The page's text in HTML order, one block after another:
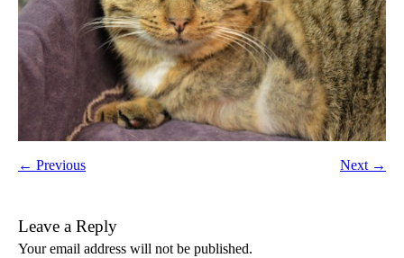
← Previous Next →
Leave a Reply
Your email address will not be published.